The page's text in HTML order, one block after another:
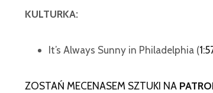
KULTURKA:
It’s Always Sunny in Philadelphia (
ZOSTAŃ MECENASEM SZTUKI NA